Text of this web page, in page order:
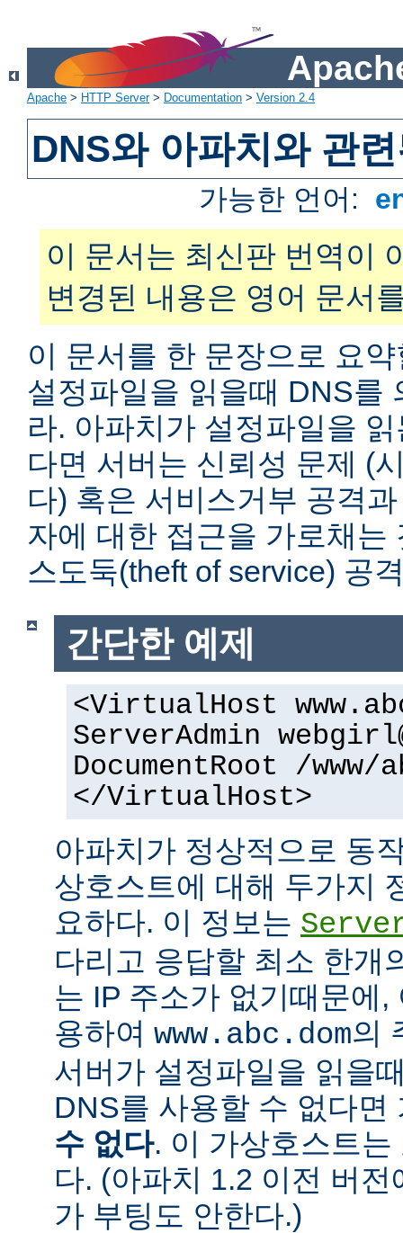
Apache > HTTP Server> Documentation > Version 2.4
DNS와 아파치와 관
가능한 언어:
이 문서는 최신판 번역이
변경된 내용은 영어 문서
이 문서를 한 문장으로 요
설정파일을 읽을때 DNS를
라. 아파치가 설정파일을
다면 서버는 신뢰성 문제 (
다) 혹은 서비스거부 공격
자에 대한 접근을 가로채는
스도둑(theft of service) 공
간단한 예제
<VirtualHost
ServerAdmin
DocumentRoot /www/
</VirtualHost>
아파치가 정상적으로 동
상호스트에 대해 두가지
요하다. 이 정보는
다리고 응답할 최소 한개
는 IP 주소가 없기때문에
용하여 www.abc.dom의
서버가 설정파일을 읽을
DNS를 사용할 수 없다
수 없다. 이 가상호스트
다. (아파치 1.2 이전 버
가 부팅도 안한다.)